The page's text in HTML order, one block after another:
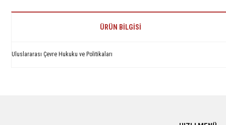
ÜRÜN BILGISI
Uluslararası Çevre Hukuku ve Politikaları